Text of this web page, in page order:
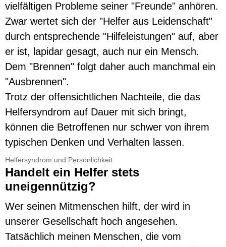
vielfältigen Probleme seiner "Freunde" anhören.
Zwar wertet sich der "Helfer aus Leidenschaft"
durch entsprechende "Hilfeleistungen" auf, aber
er ist, lapidar gesagt, auch nur ein Mensch.
Dem "Brennen" folgt daher auch manchmal ein
"Ausbrennen".
Trotz der offensichtlichen Nachteile, die das
Helfersyndrom auf Dauer mit sich bringt,
können die Betroffenen nur schwer von ihrem
typischen Denken und Verhalten lassen.
Helfersyndrom und Persönlichkeit
Handelt ein Helfer stets
uneigennützig?
Wer seinen Mitmenschen hilft, der wird in
unserer Gesellschaft hoch angesehen.
Tatsächlich meinen Menschen, die vom